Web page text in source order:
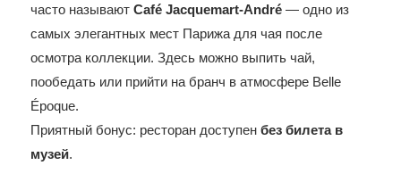
часто называютCafé Jacquemart-André — одно из
самых элегантных мест Парижа для чая после
осмотра коллекции. Здесь можно выпить чай,
пообедать или прийти на бранч в атмосфере Belle
Époque.
Приятный бонус: ресторан доступенбез билета в
музей.